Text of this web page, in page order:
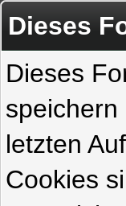
Dieses
Dieses
letzten
Cookies